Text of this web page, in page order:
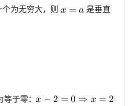
为无穷大，则 x = a
x = a 是垂直
- 2}
等于零：x - 2 = 0 \Rightarrow
x − 2 = 0 ⇒ x = 2